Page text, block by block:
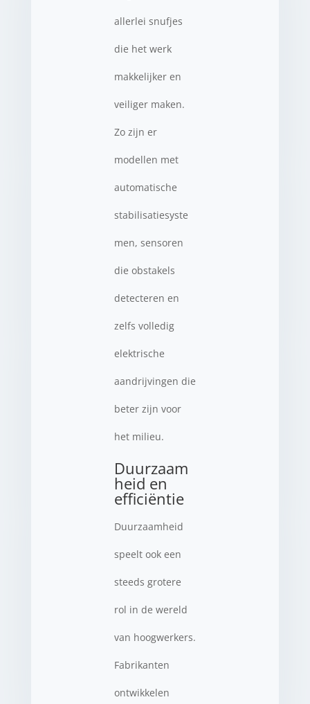
allerlei snufjes
die het werk
makkelijker en
veiliger maken.
Zo zijn er
modellen met
automatische
stabilisatiesyste
men, sensoren
die obstakels
detecteren en
zelfs volledig
elektrische
aandrijvingen die
beter zijn voor
het milieu.
Duurzaam
heid en
efficiëntie
Duurzaamheid
speelt ook een
steeds grotere
rol in de wereld
van hoogwerkers.
Fabrikanten
ontwikkelen